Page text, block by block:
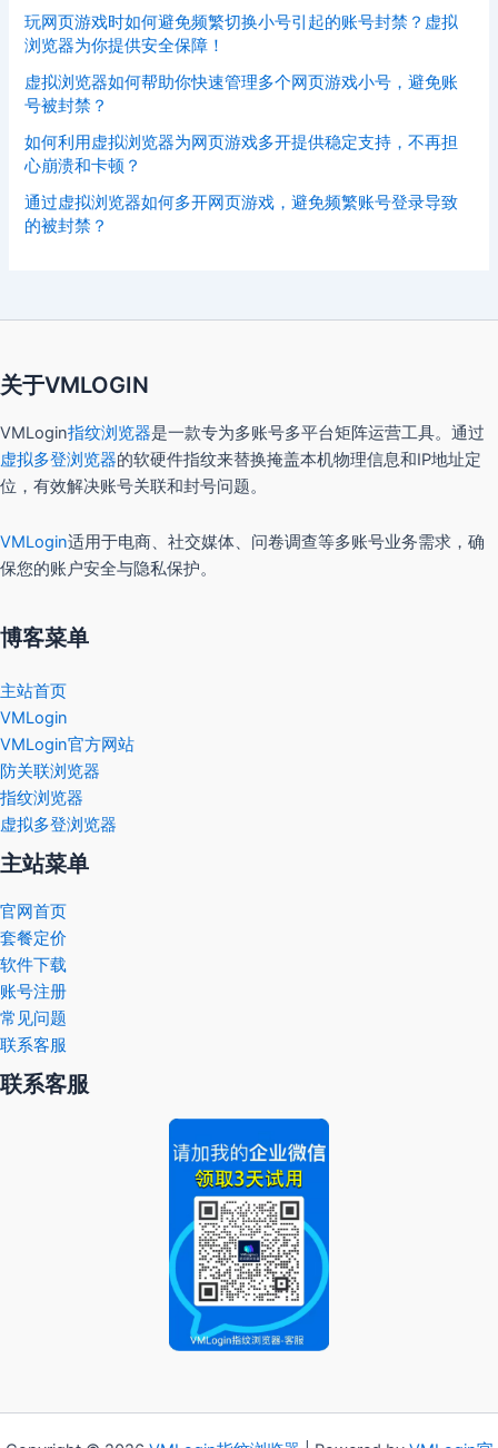
玩网页游戏时如何避免频繁切换小号引起的账号封禁？虚拟
浏览器为你提供安全保障！
虚拟浏览器如何帮助你快速管理多个网页游戏小号，避免账
号被封禁？
如何利用虚拟浏览器为网页游戏多开提供稳定支持，不再担
心崩溃和卡顿？
通过虚拟浏览器如何多开网页游戏，避免频繁账号登录导致
的被封禁？
关于VMLOGIN
VMLogin指纹浏览器是一款专为多账号多平台矩阵运营工具。通过
虚拟多登浏览器的软硬件指纹来替换掩盖本机物理信息和IP地址定
位，有效解决账号关联和封号问题。
VMLogin适用于电商、社交媒体、问卷调查等多账号业务需求，确
保您的账户安全与隐私保护。
博客菜单
主站首页
VMLogin
VMLogin官方网站
防关联浏览器
指纹浏览器
虚拟多登浏览器
主站菜单
官网首页
套餐定价
软件下载
账号注册
常见问题
联系客服
联系客服